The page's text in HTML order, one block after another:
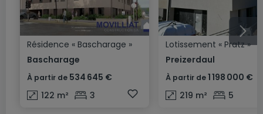
Résidence « Bascharage »
Bascharage
À partir de 534 645 €
122 m² 3
Lotissement « Pratz »
Preizerdaul
À partir de1 198 000 €
219 m² 5